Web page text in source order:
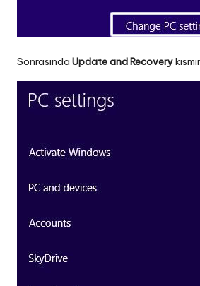
Sonrasında Update and Recovery